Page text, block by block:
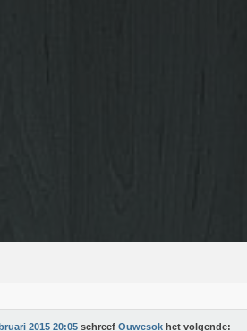
2015 20:05 schreef Ouwesok het volgende: